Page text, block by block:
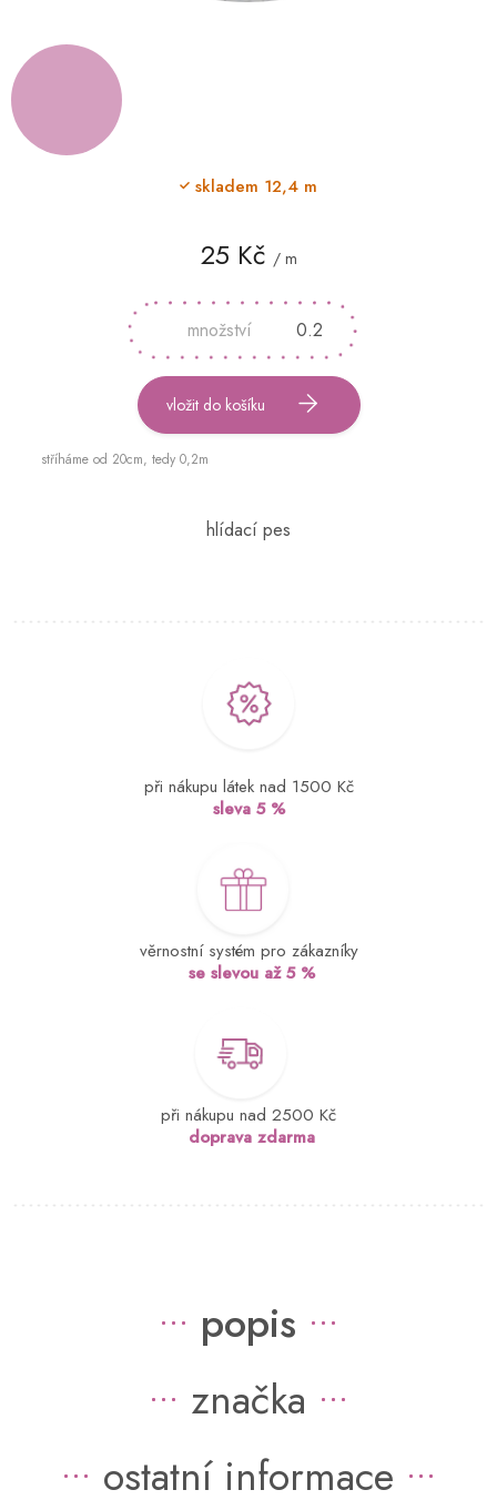
25 Kč / m
cena:
skladem 12,4 m
vložit do košíku
stříháme od 20cm, tedy 0,2m
při nákupu látek nad 1500 Kč
sleva 5 %
věrnostní systém pro zákazníky
se slevou až 5 %
při nákupu nad 2500 Kč
doprava zdarma
popis
značka
ostatní informace